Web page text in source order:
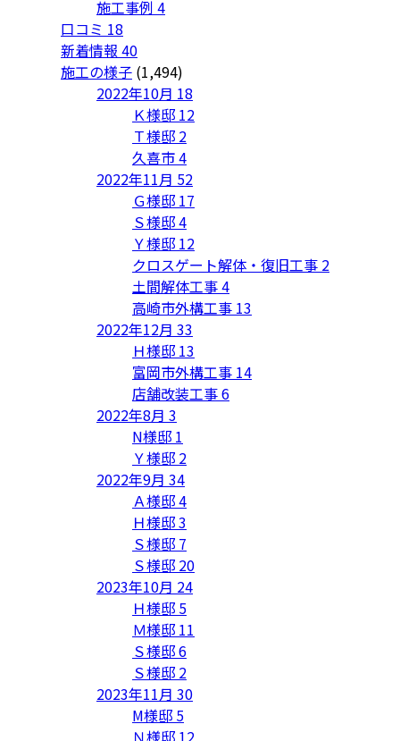
施工事例 4
口コミ 18
新着情報 40
施工の様子 (1,494)
2022年10月 18
Ｋ様邸 12
Ｔ様邸 2
久喜市4
2022年11月 52
Ｇ様邸 17
Ｓ様邸4
Ｙ様邸 12
クロスゲート解体・復旧工事 2
土間解体工事4
高崎市外構工事 13
2022年12月 33
Ｈ様邸 13
富岡市外構工事 14
店舗改装工事6
2022年8月 3
N様邸 1
Ｙ様邸 2
2022年9月 34
Ａ様邸4
Ｈ様邸3
Ｓ様邸 7
Ｓ様邸 20
2023年10月 24
Ｈ様邸 5
Ｍ様邸 11
Ｓ様邸6
Ｓ様邸 2
2023年11月 30
M様邸 5
Ｎ様邸 12